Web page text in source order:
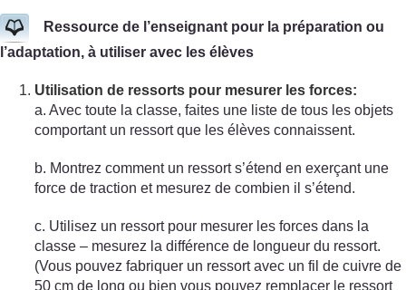
Ressource de l’enseignant pour la préparation ou
l’adaptation, à utiliser avec les élèves
Utilisation de ressorts pour mesurer les forces:
a. Avec toute la classe, faites une liste de tous les objets
comportant un ressort que les élèves connaissent.
b. Montrez comment un ressort s’étend en exerçant une
force de traction et mesurez de combien il s’étend.
c. Utilisez un ressort pour mesurer les forces dans la
classe – mesurez la différence de longueur du ressort.
(Vous pouvez fabriquer un ressort avec un fil de cuivre de
50 cm de long ou bien vous pouvez remplacer le ressort